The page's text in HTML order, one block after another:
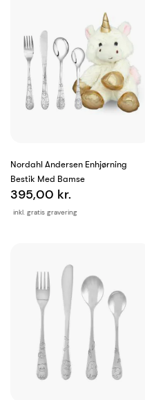
Nordahl Andersen Enhjørning
Bestik Med Bamse
inkl. gratis gravering
395,00 kr.